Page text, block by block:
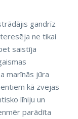
gandrīz
ne tikai
saistīja
marīnās jūra
kā zvejas
līniju un
parādīta